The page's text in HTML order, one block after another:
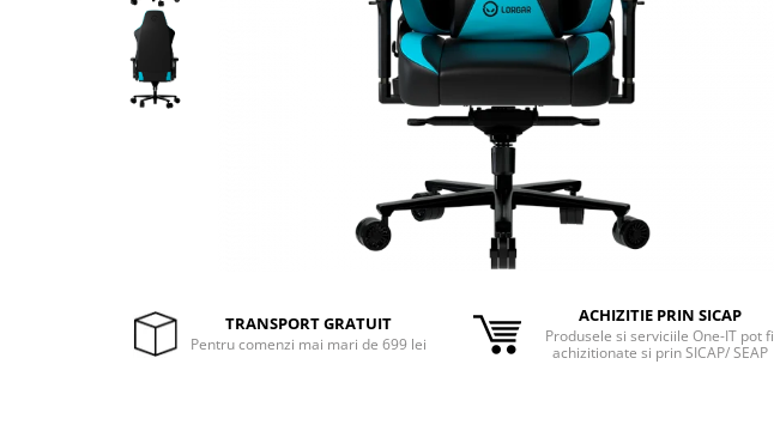
Ochelari Smart
Smartphone IPhone
Microfoane & Casti Gaming
TRANSPORT GRATUIT
Pentru comenzi mai mari de 699 lei
ACHIZITIE PRIN SICAP
Produsele si serviciile One-IT pot fi
achizitionate si prin SICAP/ SEAP